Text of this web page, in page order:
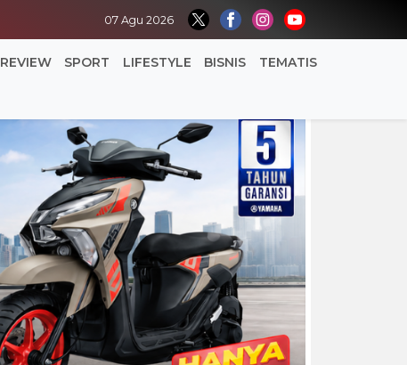
07 Agu 2026
REVIEW SPORT LIFESTYLE BISNIS TEMATIS